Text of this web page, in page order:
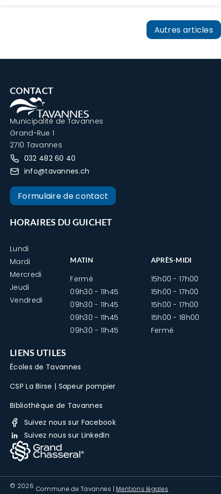
Autres articles
CONTACT
Municipalité de Tavannes
Grand-Rue 1
2710 Tavannes
032 482 60 40
info@tavannes.ch
Formulaire de contact
HORAIRES DU GUICHET
Lundi
Mardi
Mercredi
Jeudi
Vendredi
MATIN
Fermé
09h30 - 11h45
09h30 - 11h45
09h30 - 11h45
09h30 - 11h45
APRÈS-MIDI
15h00 - 17h00
15h00 - 17h00
15h00 - 17h00
15h00 - 18h00
Fermé
LIENS UTILES
Écoles de Tavannes
CSP La Birse | Sapeur pompier
Bibliothèque de Tavannes
Suivez nous sur Facebook
Suivez nous sur LinkedIn
© 2026 Commune de Tavannes | Mentions légales